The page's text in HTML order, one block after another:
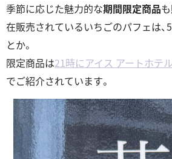
季節に応じた魅力的な期間限定商品
在販売されているいちごのパフェは
とか。
限定商品は21時にアイス アートホテ
でご紹介されています。